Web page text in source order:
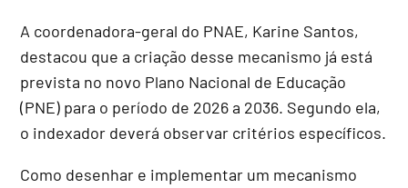
A coordenadora-geral do PNAE, Karine Santos,
destacou que a criação desse mecanismo já está
prevista no novo Plano Nacional de Educação
(PNE) para o período de 2026 a 2036. Segundo ela,
o indexador deverá observar critérios específicos.
Como desenhar e implementar um mecanismo